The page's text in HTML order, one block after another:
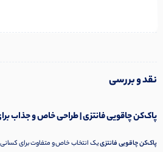
نقد و بررسی
پاک‌کن چاقویی فانتزی | طراحی خاص و جذاب
پاک‌کن چاقویی فانتزییک انتخاب خاص و متفاوت برای کسانی